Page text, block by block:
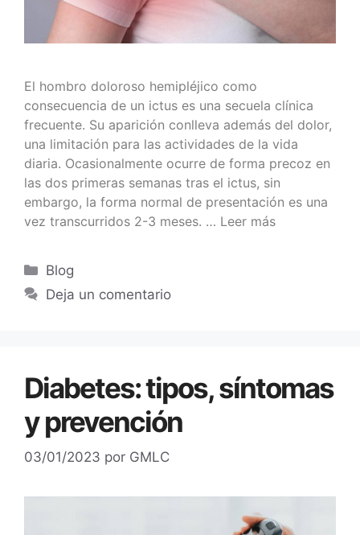
El hombro doloroso hemipléjico como
consecuencia de un ictus es una secuela clínica
frecuente. Su aparición conlleva además del dolor,
una limitación para las actividades de la vida
diaria. Ocasionalmente ocurre de forma precoz en
las dos primeras semanas tras el ictus, sin
embargo, la forma normal de presentación es una
vez transcurridos 2-3 meses. … Leer más
Blog
Deja un comentario
Diabetes: tipos, síntomas
y prevención
03/01/2023 por GMLC